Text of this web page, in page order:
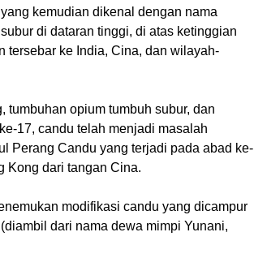
kemudian dikenal dengan nama
di dataran tinggi, di atas ketinggian
tersebar ke India, Cina, dan wilayah-
tumbuhan opium tumbuh subur, dan
17, candu telah menjadi masalah
Perang Candu yang terjadi pada abad ke-
Kong dari tangan Cina.
modifikasi candu yang dicampur
dari nama dewa mimpi Yunani,